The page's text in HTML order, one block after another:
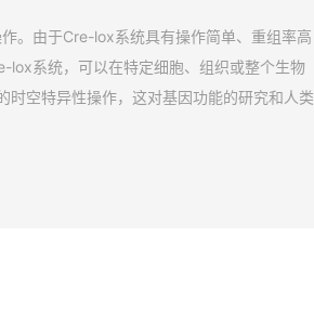
。由于Cre-lox系统具有操作简单、重组率高
lox系统，可以在特定细胞、组织或整个生物
时空特异性操作，这对基因功能的研究和人类